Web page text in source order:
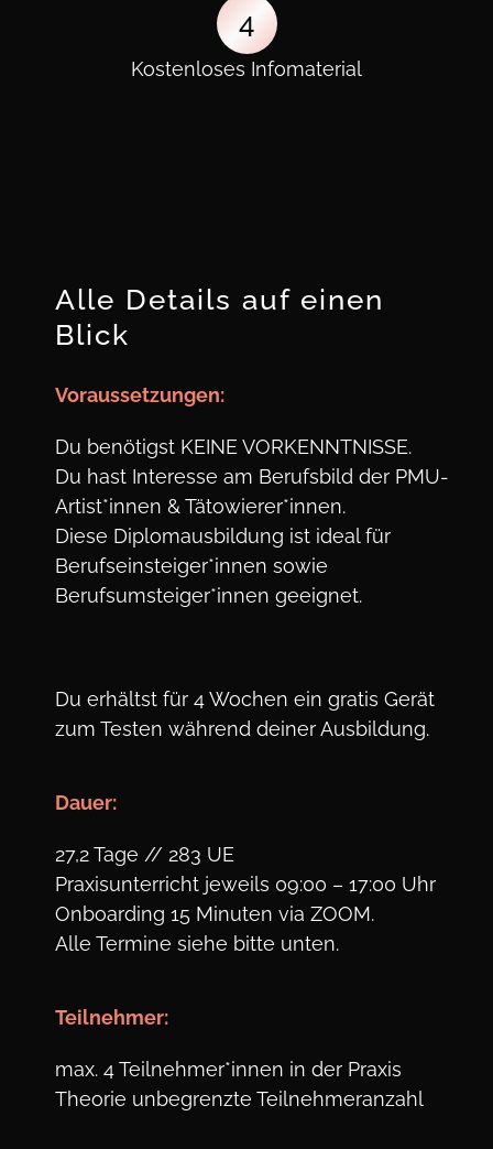
4
Kostenloses Infomaterial
Alle Details auf einen
Blick
Voraussetzungen:
Du benötigst KEINE VORKENNTNISSE.
Du hast Interesse am Berufsbild der PMU-
Artist*innen & Tätowierer*innen.
Diese Diplomausbildung ist ideal für
Berufseinsteiger*innen sowie
Berufsumsteiger*innen geeignet.
Du erhältst für 4 Wochen ein gratis Gerät
zum Testen während deiner Ausbildung.
Dauer:
27,2 Tage // 283 UE
Praxisunterricht jeweils 09:00 – 17:00 Uhr
Onboarding 15 Minuten via ZOOM.
Alle Termine siehe bitte unten.
Teilnehmer:
max. 4 Teilnehmer*innen in der Praxis
Theorie unbegrenzte Teilnehmeranzahl